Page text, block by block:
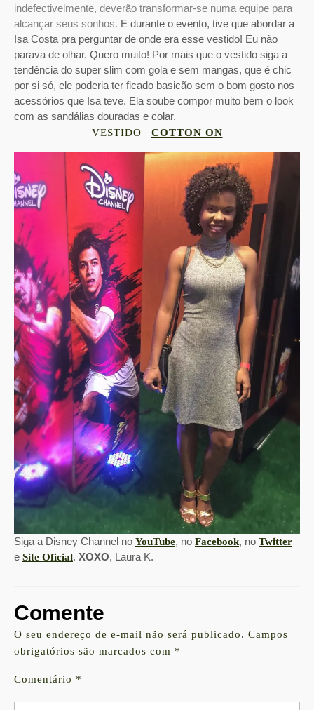
indefectivelmente, deverão transformar-se numa equipe para
alcançar seus sonhos. E durante o evento, tive que abordar a
Isa Costa pra perguntar de onde era esse vestido! Eu não
parava de olhar. Quero muito! Por mais que o vestido siga a
tendência do super slim com gola e sem mangas, que é chic
por si só, ele poderia ter ficado basicão sem o bom gosto nos
acessórios que Isa teve. Ela soube compor muito bem o look
com as sandálias douradas e colar.
VESTIDO | COTTON ON
Siga a Disney Channel no YouTube, no Facebook, no Twitter
e Site Oficial. XOXO, Laura K.
Comente
O seu endereço de e-mail não será publicado. Campos
obrigatórios são marcados com *
Comentário *